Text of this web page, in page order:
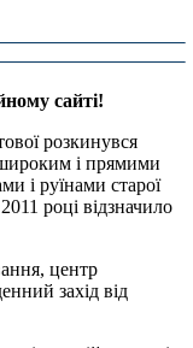
сайті!
розкинувся
і прямими
і руїнами старої
році відзначило
центр
захід від